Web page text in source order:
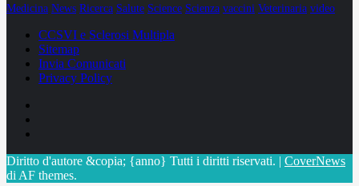
Medicina News Ricerca Salute Science Scienza vaccini Veterinaria video
CCSVI e Sclerosi Multipla
Sitemap
Invia Comunicati
Privacy Policy
Diritto d'autore &copia; {anno} Tutti i diritti riservati. | CoverNews
di AF themes.